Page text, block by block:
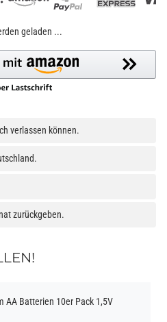
geladen ...
verlassen können.
zurückgeben.
AA Batterien 10er Pack 1,5V